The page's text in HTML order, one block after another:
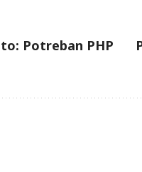
Potreban PHP